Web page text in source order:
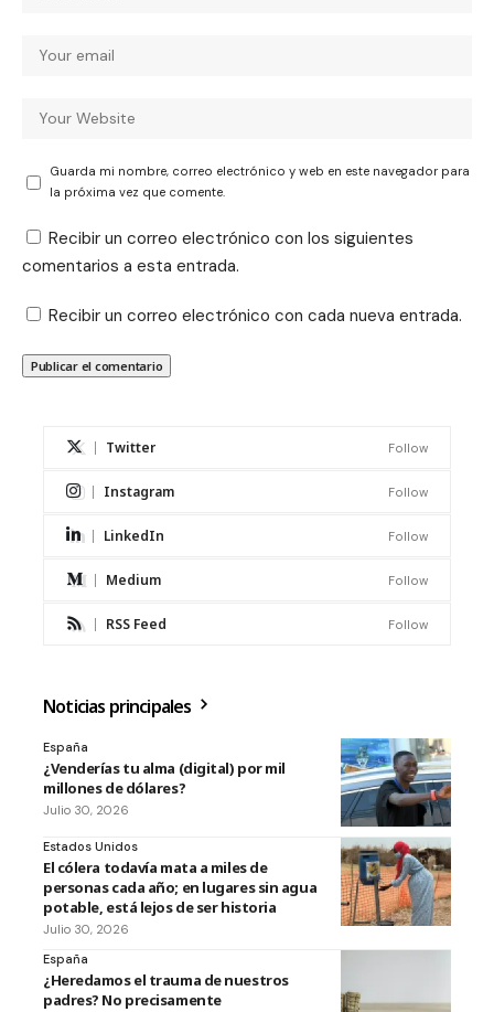
Guarda mi nombre, correo electrónico y web en este navegador para
la próxima vez que comente.
Recibir un correo electrónico con los siguientes
comentarios a esta entrada.
Recibir un correo electrónico con cada nueva entrada.
Twitter Follow
Instagram Follow
LinkedIn Follow
Medium Follow
RSS Feed Follow
Noticias principales
España
¿Venderías tu alma (digital) por mil
millones de dólares?
Julio 30, 2026
Estados Unidos
El cólera todavía mata a miles de
personas cada año; en lugares sin agua
potable, está lejos de ser historia
Julio 30, 2026
España
¿Heredamos el trauma de nuestros
padres? No precisamente